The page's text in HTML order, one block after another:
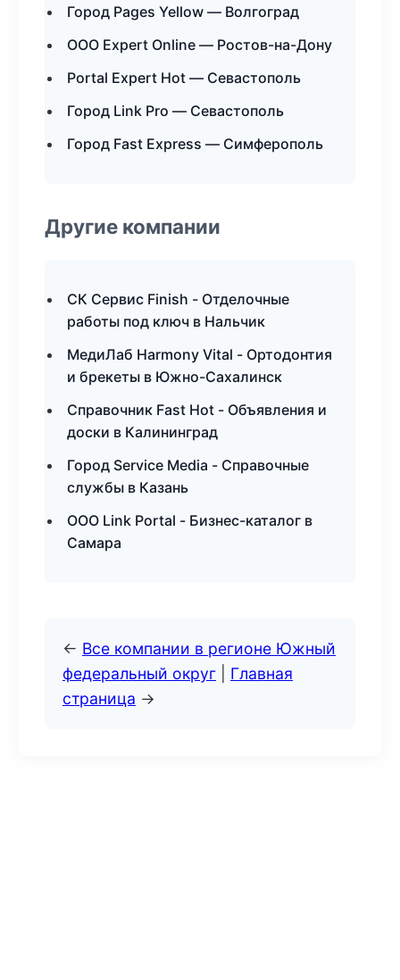
Город Pages Yellow — Волгоград
ООО Expert Online — Ростов-на-Дону
Portal Expert Hot — Севастополь
Город Link Pro — Севастополь
Город Fast Express — Симферополь
Другие компании
СК Сервис Finish - Отделочные
работы под ключ в Нальчик
МедиЛаб Harmony Vital - Ортодонтия
и брекеты в Южно-Сахалинск
Справочник Fast Hot - Объявления и
доски в Калининград
Город Service Media - Справочные
службы в Казань
ООО Link Portal - Бизнес-каталог в
Самара
← Все компании в регионе Южный
федеральный округ
Главная
страница →